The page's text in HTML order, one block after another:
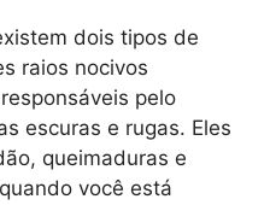
dois tipos de
raios nocivos
​​pelo
escuras e rugas. Eles
queimaduras e
você está